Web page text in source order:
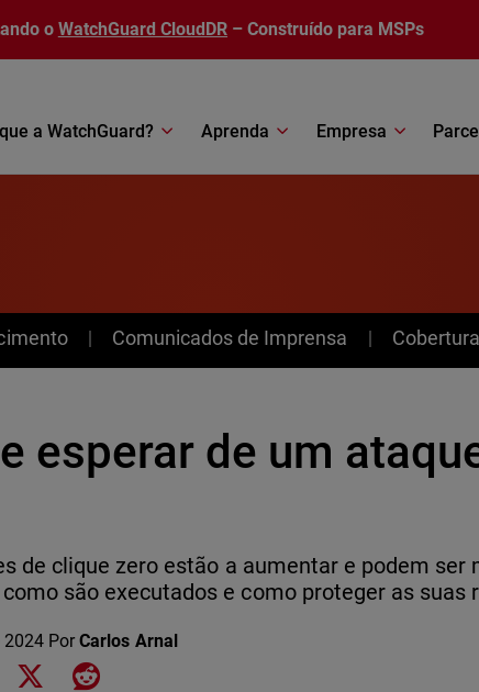
o WatchGuard CloudDR – Construído para MSPs
a WatchGuard? Aprenda Empresa
Comunicados de Imprensa
esperar de um
de clique zero estão a aumentar e podem ser
são executados e como proteger as suas
2024 PorCarlos Arnal
LinkedIn
Share on Facebook
Share on XShare on Reddit